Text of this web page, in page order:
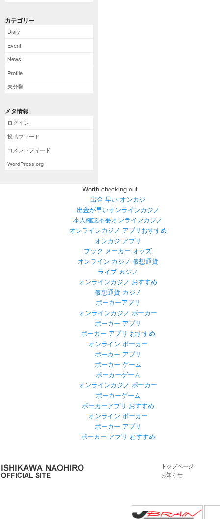
カテゴリー
Diary
Event
News
Profile
未分類
メタ情報
ログイン
投稿フィード
コメントフィード
WordPress.org
Worth checking out
出金 早い オンカジ
出金が早いオンラインカジノ
本人確認不要オンラインカジノ
オンラインカジノ アプリおすすめ
オンカジ アプリ
ブック メーカー オッズ
オンライン カジノ 仮想通貨
ライブ カジノ
オンラインカジノ おすすめ
仮想通貨 カジノ
ポーカーアプリ
オンラインカジノ ポーカー
ポーカー アプリ
ポーカー アプリ おすすめ
オンライン ポーカー
ポーカー アプリ
ポーカー ゲーム
ポーカーゲーム
オンラインカジノ ポーカー
ポーカーゲーム
ポーカーアプリ おすすめ
オンライン ポーカー
ポーカー アプリ
ポーカー アプリ おすすめ
トップページ
お知らせ